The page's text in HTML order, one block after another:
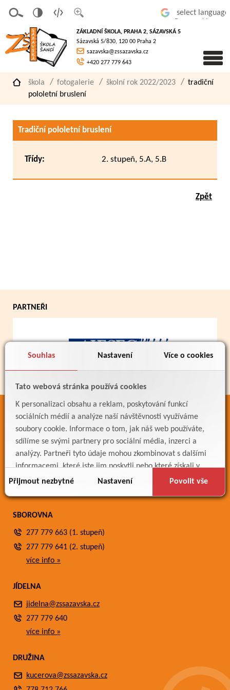
Souhlas Nastavení Více o cookies
Tato webová stránka používá cookies
K personalizaci obsahu a reklam, poskytování funkcí
sociálních médií a analýze naší návštěvnosti využíváme
soubory cookie. Informace o tom, jak náš web používáte,
sdílíme se svými partnery pro sociální média, inzerci a
analýzy. Partneři tyto údaje mohou zkombinovat s dalšími
informacemi, které jste jim poskytli nebo které získali v
důsledku toho, že používáte jejich služby.
Přijmout nezbytné Nastavení Povolit vše
písmo
á
verze
pro
slaboz
raké
ZÁKLADNÍ ŠKOLA, PRAHA 2, SÁZAVSKÁ 5
Sázavská 5/830, 120 00 Praha 2
sazavska@zssazavska.cz
+420 277 779 643
škola fotogalerie školní rok 2022/2023
tradiční
pololetní bruslení
Tradiční pololetní bruslení
Třídy: 2. stupeň, 5.A, 5.B
Zpět
PARTNEŘI
ODKAZY
Bakaláři
Jídelníček
Meteostanice
SBOROVNA
277 779 663 (1. stupeň)
277 779 641 (2. stupeň)
více info »
JÍDELNA
jidelna@zssazavska.cz
277 779 640
více info »
DRUŽINA
kucerova@zssazavska.cz